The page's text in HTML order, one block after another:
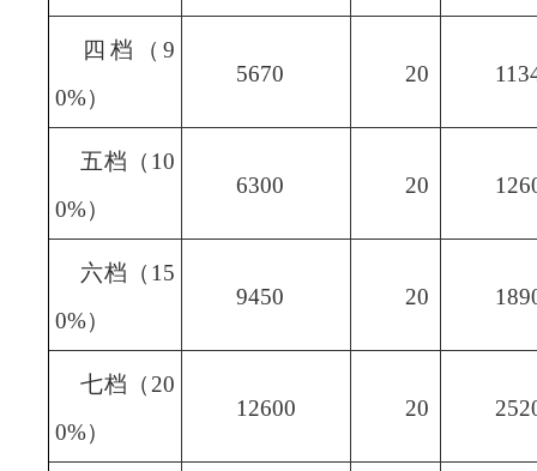
四档（9
0%）
5670 20
五档（10
0%）
6300 20
六档（15
0%）
9450 20
七档（20
0%）
12600 20